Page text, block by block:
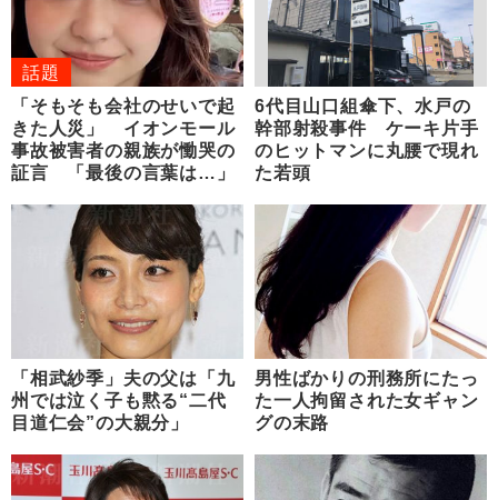
話題
「そもそも会社のせいで起
きた人災」 イオンモール
事故被害者の親族が慟哭の
証言 「最後の言葉は…」
6代目山口組傘下、水戸の
幹部射殺事件 ケーキ片手
のヒットマンに丸腰で現れ
た若頭
「相武紗季」夫の父は「九
州では泣く子も黙る“二代
目道仁会”の大親分」
男性ばかりの刑務所にたっ
た一人拘留された女ギャン
グの末路